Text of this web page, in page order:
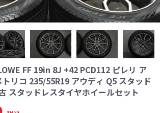
FF 19in 8J +42 PCD112 ピレリ ア
リコ 235/55R19 アウディ Q5 スタッド
スタッドレスタイヤホイールセット